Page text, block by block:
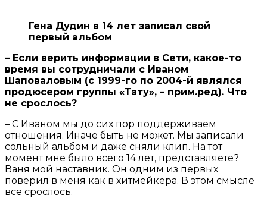
Гена Дудин в 14 лет записал свой
первый альбом
– Если верить информации в Сети, какое-то
время вы сотрудничали с Иваном
Шаповаловым (с 1999-го по 2004-й являлся
продюсером группы «Тату», – прим.ред). Что
не срослось?
– С Иваном мы до сих пор поддерживаем
отношения. Иначе быть не может. Мы записали
сольный альбом и даже сняли клип. На тот
момент мне было всего 14 лет, представляете?
Ваня мой наставник. Он одним из первых
поверил в меня как в хитмейкера. В этом смысле
все срослось.